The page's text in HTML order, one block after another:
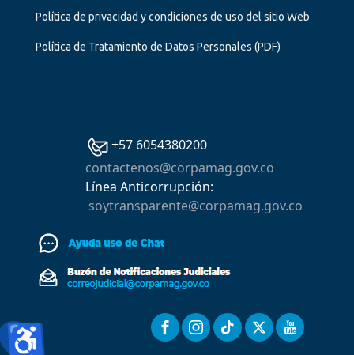
Política de privacidad y condiciones de uso del sitio Web
Política de Tratamiento de Datos Personales (PDF)
+57 6054380200
contactenos@corpamag.gov.co
Línea Anticorrupción:
soytransparente@corpamag.gov.co